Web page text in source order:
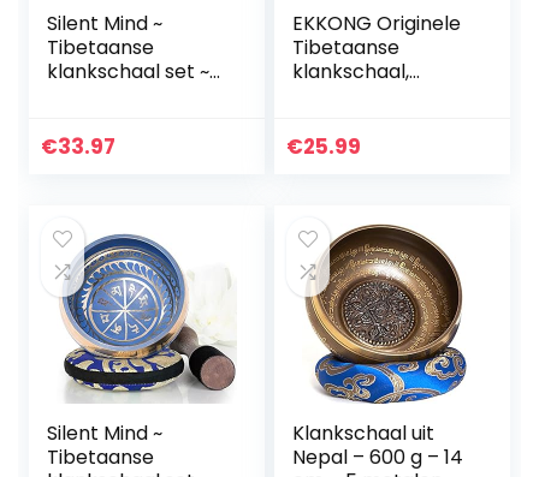
Silent Mind ~
Tibetaanse
klankschaal set ~
dubbelzijdige
harmonie, chakra
healing, en
mindfulness ~
prachtig geschenk
€33.97
EKKONG Originele
Tibetaanse
klankschaal,
klankschalen met
€25.99
Silent Mind ~
Tibetaanse
Klankschaal uit
Nepal – 600 g – 14